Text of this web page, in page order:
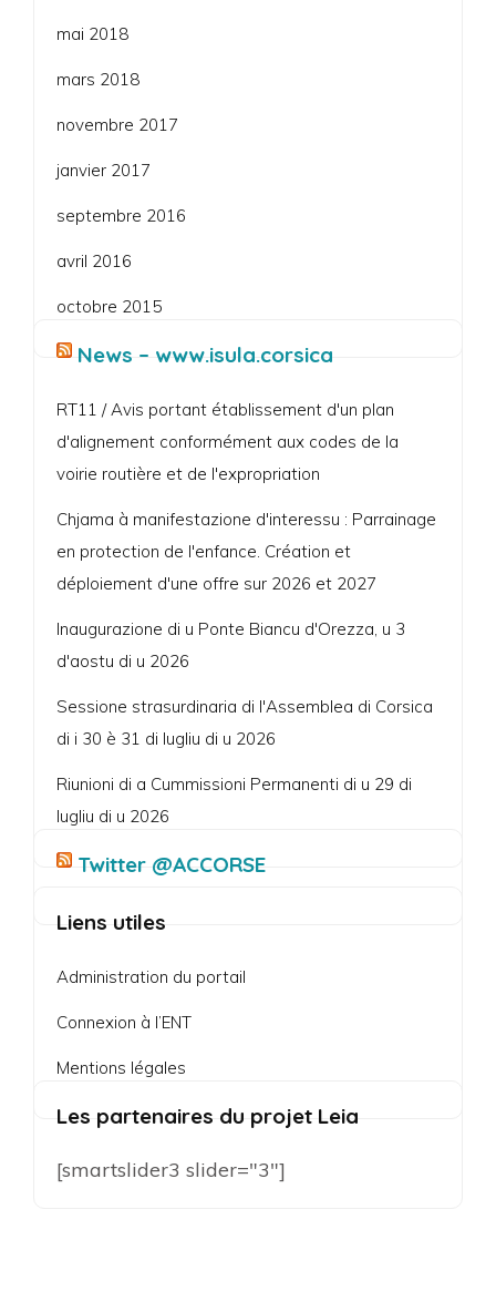
mai 2018
mars 2018
novembre 2017
janvier 2017
septembre 2016
avril 2016
octobre 2015
News – www.isula.corsica
RT11 / Avis portant établissement d'un plan
d'alignement conformément aux codes de la
voirie routière et de l'expropriation
Chjama à manifestazione d'interessu : Parrainage
en protection de l'enfance. Création et
déploiement d'une offre sur 2026 et 2027
Inaugurazione di u Ponte Biancu d'Orezza, u 3
d'aostu di u 2026
Sessione strasurdinaria di l'Assemblea di Corsica
di i 30 è 31 di lugliu di u 2026
Riunioni di a Cummissioni Permanenti di u 29 di
lugliu di u 2026
Twitter @ACCORSE
Liens utiles
Administration du portail
Connexion à l’ENT
Mentions légales
Les partenaires du projet Leia
[smartslider3 slider="3"]